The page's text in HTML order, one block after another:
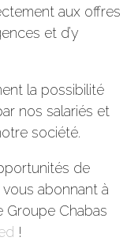
aux offres
et d’y
la possibilité
nos salariés et
société.
de
abonnant à
Groupe Chabas
!